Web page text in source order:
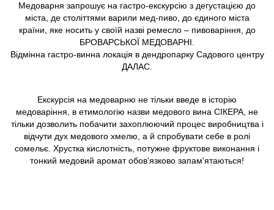
Медоварня запрошує на гастро-екскурсію з дегустацією до
міста, де століттями варили мед-пиво, до єдиного міста
країни, яке носить у своїй назві ремесло – пивоваріння, до
БРОВАРСЬКОЇ МЕДОВАРНІ.
Відмінна гастро-винна локація в дендропарку Садового центру
ДАЛАС.
Екскурсія на медоварню не тільки введе в історію
медоваріння, в етимологію назви медового вина СІКЕРА, не
тільки дозволить побачити захоплюючий процес виробництва і
відчути дух медового хмелю, а й спробувати себе в ролі
сомельє. Хрустка кислотність, потужне фруктове виконання і
тонкий медовий аромат обов'язково запам'ятаються!